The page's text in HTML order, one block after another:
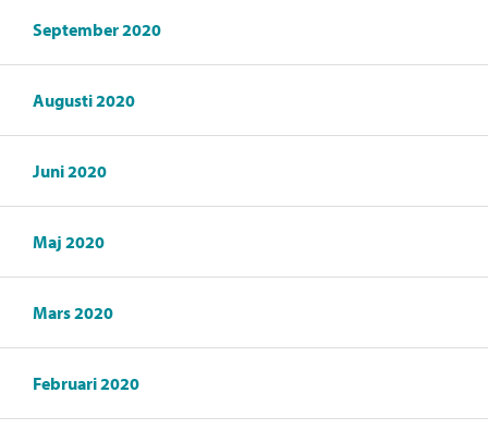
September 2020
Augusti 2020
Juni 2020
Maj 2020
Mars 2020
Februari 2020